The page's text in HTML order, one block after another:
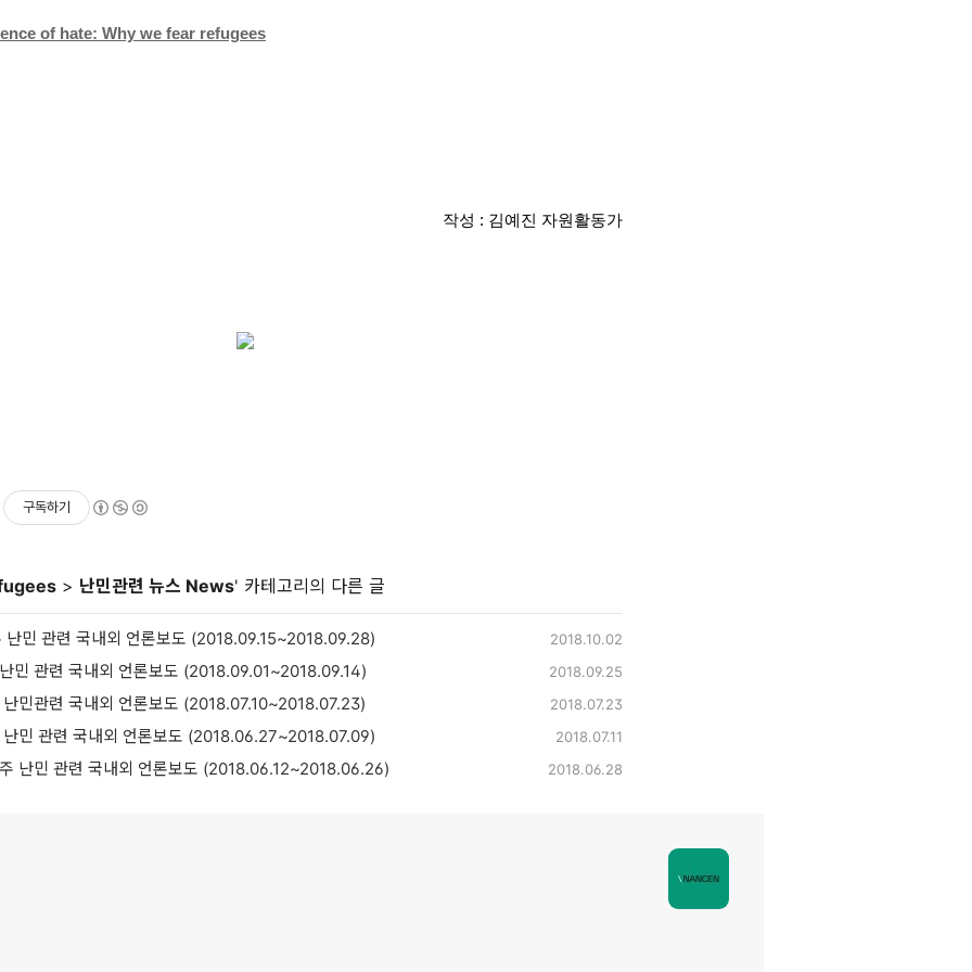
of hate: Why we fear refugees
작성 : 김예진 자원활동가
구독하기
> 난민관련 뉴스 News' 카테고리의 다른 글
난민 관련 국내외 언론보도 (2018.09.15~2018.09.28) 2018.10.02
민 관련 국내외 언론보도 (2018.09.01~2018.09.14) 2018.09.25
민관련 국내외 언론보도 (2018.07.10~2018.07.23) 2018.07.23
민 관련 국내외 언론보도 (2018.06.27~2018.07.09) 2018.07.11
난민 관련 국내외 언론보도 (2018.06.12~2018.06.26) 2018.06.28